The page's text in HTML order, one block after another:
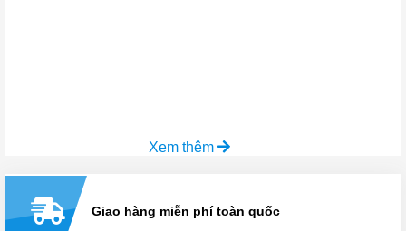
Xem thêm
Giao hàng miễn phí toàn quốc